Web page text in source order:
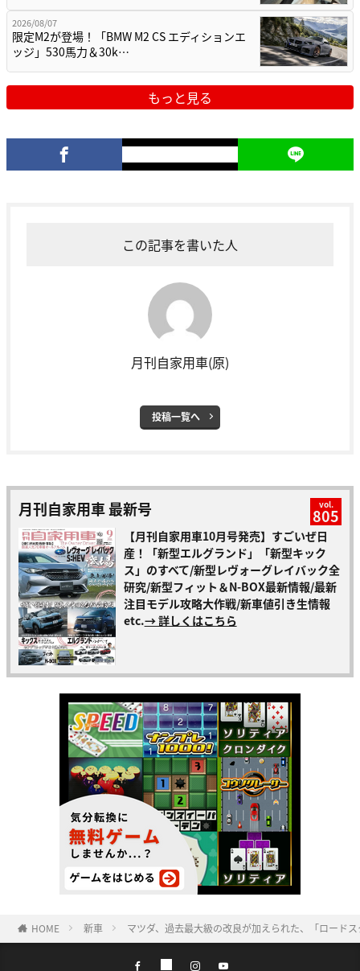
2026/08/07
限定M2が登場！「BMW M2 CS エディションエ
ッジ」530馬力＆30k…
もっと見る
この記事を書いた人
月刊自家用車(原)
投稿一覧へ
月刊自家用車 最新号 vol.
805
【月刊自家用車10月号発売】すごいぜ日
産！「新型エルグランド」「新型キック
ス」のすべて/新型レヴォーグレイバック全
研究/新型フィット＆N-BOX最新情報/最新
注目モデル攻略大作戦/新車値引き生情報
etc.→ 詳しくはこちら
HOME 新車 マツダ、過去最大級の改良が加えられた、「ロード